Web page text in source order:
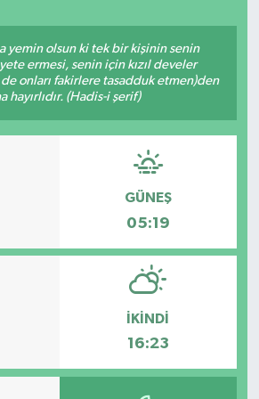
yemin olsun ki tek bir kişinin senin
ermesi, senin için kızıl develer
onları fakirlere tasadduk etmen)den
hayırlıdır. (Hadis-i şerif)
GÜNEŞ
05:19
İKINDI
16:23